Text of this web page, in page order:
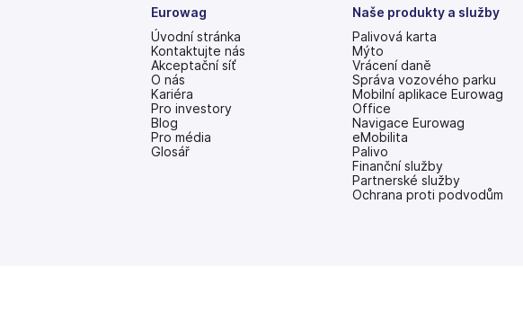
Eurowag
Úvodní stránka
Kontaktujte nás
Akceptační síť
O nás
Kariéra
Pro investory
(se
v
nových
Blog
Pro média
Glosář
Naše produkty a služby
Palivová karta
Mýto
Vrácení daně
Správa vozového parku
Mobilní aplikace Eurowag
Office
Navigace Eurowag
eMobilita
Palivo
Finanční služby
Partnerské služby
Ochrana proti podvodům